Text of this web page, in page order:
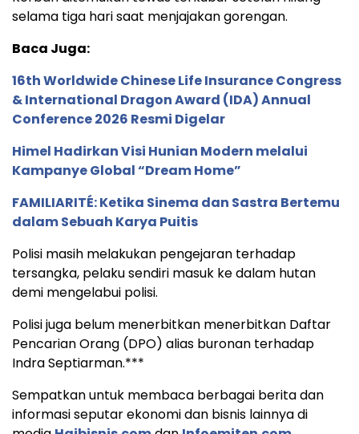
selama tiga hari saat menjajakan gorengan.
Baca Juga:
16th Worldwide Chinese Life Insurance Congress
& International Dragon Award (IDA) Annual
Conference 2026 Resmi Digelar
Himel Hadirkan Visi Hunian Modern melalui
Kampanye Global “Dream Home”
FAMILIARITÉ: Ketika Sinema dan Sastra Bertemu
dalam Sebuah Karya Puitis
Polisi masih melakukan pengejaran terhadap
tersangka, pelaku sendiri masuk ke dalam hutan
demi mengelabui polisi.
Polisi juga belum menerbitkan menerbitkan Daftar
Pencarian Orang (DPO) alias buronan terhadap
Indra Septiarman.***
Sempatkan untuk membaca berbagai berita dan
informasi seputar ekonomi dan bisnis lainnya di